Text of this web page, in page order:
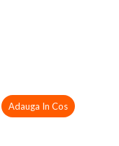
Adauga In Cos